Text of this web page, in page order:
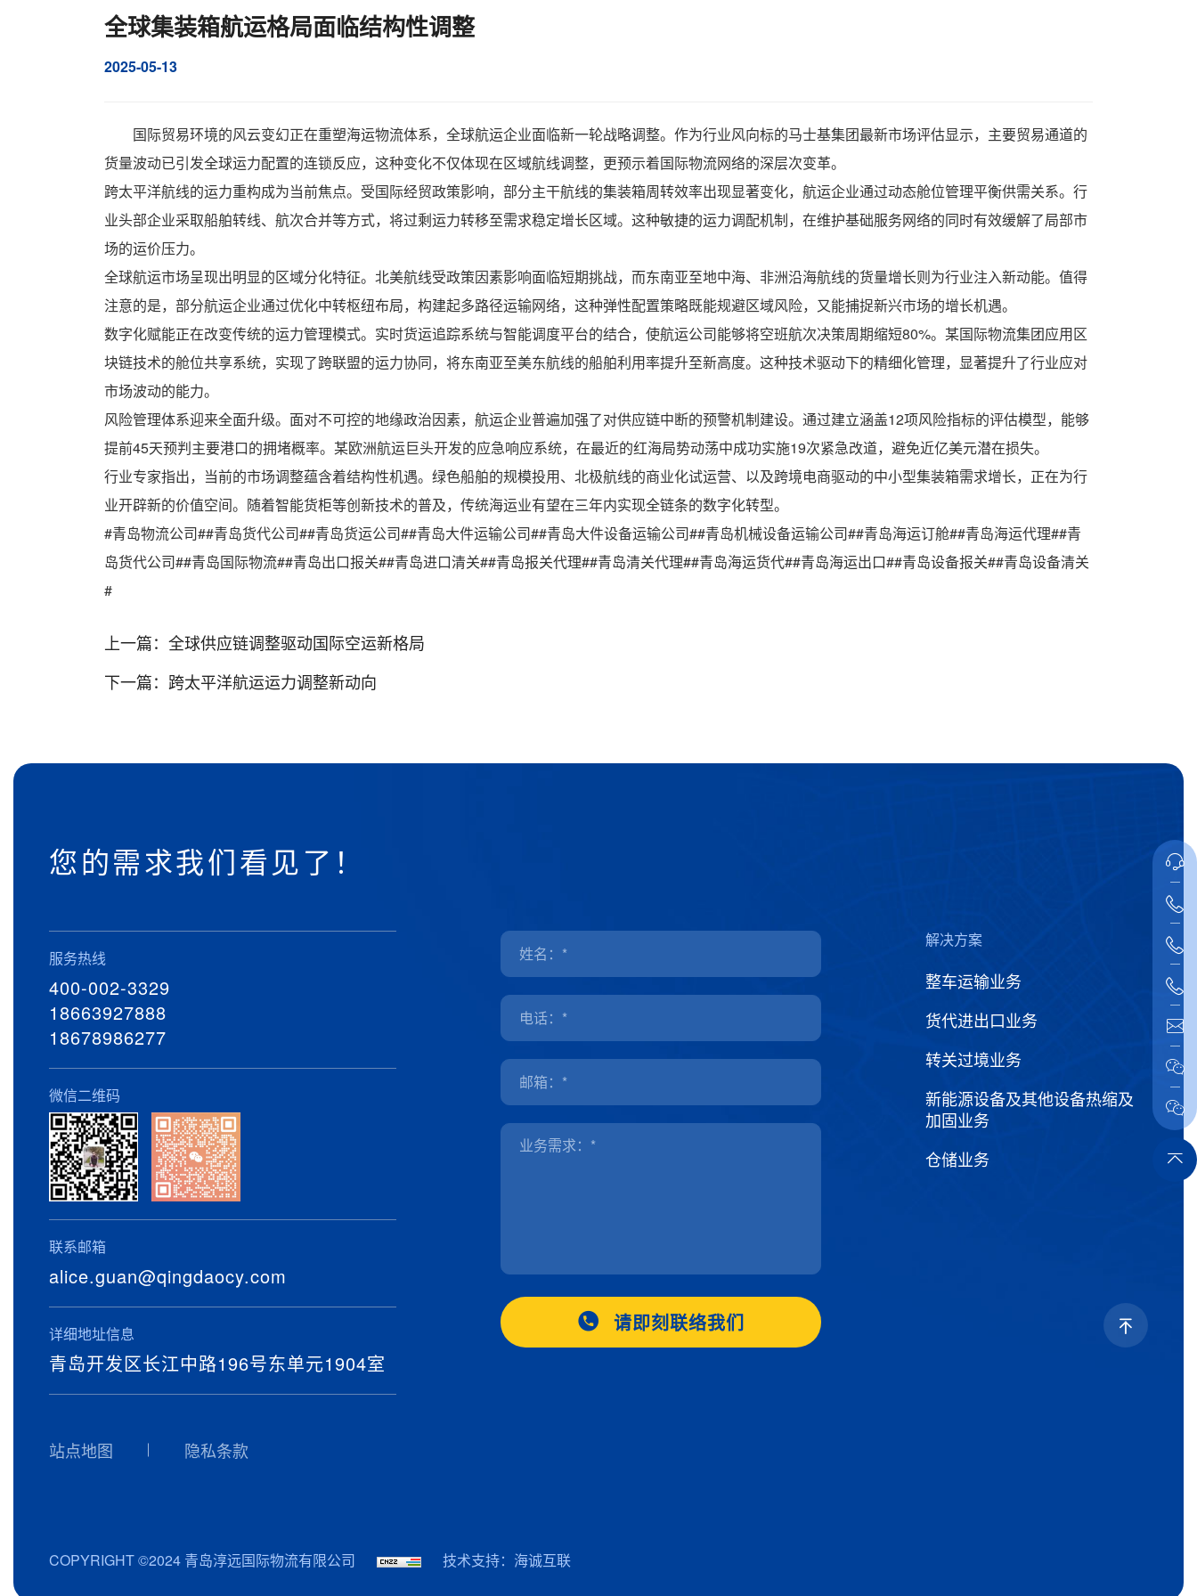
全球集装箱航运格局面临结构性调整
2025-05-13
国际贸易环境的风云变幻正在重塑海运物流体系，全球航运企业面临新一轮战略调整。作为行业风向标的马士基集团最新市场评估显示，主要贸易通道的
货量波动已引发全球运力配置的连锁反应，这种变化不仅体现在区域航线调整，更预示着国际物流网络的深层次变革。
跨太平洋航线的运力重构成为当前焦点。受国际经贸政策影响，部分主干航线的集装箱周转效率出现显著变化，航运企业通过动态舱位管理平衡供需关系。行
业头部企业采取船舶转线、航次合并等方式，将过剩运力转移至需求稳定增长区域。这种敏捷的运力调配机制，在维护基础服务网络的同时有效缓解了局部市
场的运价压力。
全球航运市场呈现出明显的区域分化特征。北美航线受政策因素影响面临短期挑战，而东南亚至地中海、非洲沿海航线的货量增长则为行业注入新动能。值得
注意的是，部分航运企业通过优化中转枢纽布局，构建起多路径运输网络，这种弹性配置策略既能规避区域风险，又能捕捉新兴市场的增长机遇。
数字化赋能正在改变传统的运力管理模式。实时货运追踪系统与智能调度平台的结合，使航运公司能够将空班航次决策周期缩短80%。某国际物流集团应用区
块链技术的舱位共享系统，实现了跨联盟的运力协同，将东南亚至美东航线的船舶利用率提升至新高度。这种技术驱动下的精细化管理，显著提升了行业应对
市场波动的能力。
风险管理体系迎来全面升级。面对不可控的地缘政治因素，航运企业普遍加强了对供应链中断的预警机制建设。通过建立涵盖12项风险指标的评估模型，能够
提前45天预判主要港口的拥堵概率。某欧洲航运巨头开发的应急响应系统，在最近的红海局势动荡中成功实施19次紧急改道，避免近亿美元潜在损失。
行业专家指出，当前的市场调整蕴含着结构性机遇。绿色船舶的规模投用、北极航线的商业化试运营、以及跨境电商驱动的中小型集装箱需求增长，正在为行
业开辟新的价值空间。随着智能货柜等创新技术的普及，传统海运业有望在三年内实现全链条的数字化转型。
#青岛物流公司##青岛货代公司##青岛货运公司##青岛大件运输公司##青岛大件设备运输公司##青岛机械设备运输公司##青岛海运订舱##青岛海运代理##青
岛货代公司##青岛国际物流##青岛出口报关##青岛进口清关##青岛报关代理##青岛清关代理##青岛海运货代##青岛海运出口##青岛设备报关##青岛设备清关
#
上一篇： 全球供应链调整驱动国际空运新格局
下一篇： 跨太平洋航运运力调整新动向
您的需求我们看见了！
服务热线
400-002-3329
18663927888
18678986277
微信二维码
联系邮箱
alice.guan@qingdaocy.com
详细地址信息
青岛开发区长江中路196号东单元1904室
站点地图 隐私条款
请即刻联络我们
解决方案
整车运输业务
货代进出口业务
转关过境业务
新能源设备及其他设备热缩及
加固业务
仓储业务
COPYRIGHT ©2024 青岛淳远国际物流有限公司 技术支持：海诚互联